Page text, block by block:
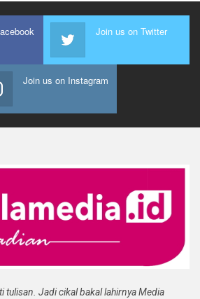
Join us on Twitter
Join us on Instagram
tulisan. Jadi cikal bakal lahirnya Media